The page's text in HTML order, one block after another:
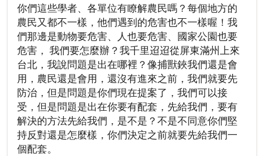
你們這些學者、各單位有瞭解農民嗎？每個地方的
農民又都不一樣，他們遇到的危害也不一樣喔！我
們那邊是動物要危害、人也要危害、國家公園也要
危害， 我們要怎麼辦？我千里迢迢從屏東滿州上來
台北，我說問題是出在哪裡？像捕獸鋏我們還是會
用，農民還是會用，還沒有進來之前，我們就要先
防治，但是問題是你們現在提案了，我們可以接
受，但是問題是出在你要有配套，先給我們，要有
解決的方法先給我們，是不是？不是不同意你們堅
持反對還是怎麼樣，你們決定之前就要先給我們一
個配套。